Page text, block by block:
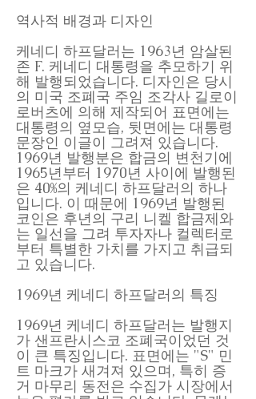
역사적 배경과 디자인
케네디 하프달러는 1963년 암살된
존 F. 케네디 대통령을 추모하기 위
해 발행되었습니다. 디자인은 당시
의 미국 조폐국 주임 조각사 길로이
로버츠에 의해 제작되어 표면에는
대통령의 옆모습, 뒷면에는 대통령
문장인 이글이 그려져 있습니다.
1969년 발행분은 합금의 변천기에
1965년부터 1970년 사이에 발행된
은 40%의 케네디 하프달러의 하나
입니다. 이 때문에 1969년 발행된
코인은 후년의 구리 니켈 합금제와
는 일선을 그려 투자자나 컬렉터로
부터 특별한 가치를 가지고 취급되
고 있습니다.
1969년 케네디 하프달러의 특징
1969년 케네디 하프달러는 발행지
가 샌프란시스코 조폐국이었던 것
이 큰 특징입니다. 표면에는 "S" 민
트 마크가 새겨져 있으며, 특히 증
거 마무리 동전은 수집가 시장에서